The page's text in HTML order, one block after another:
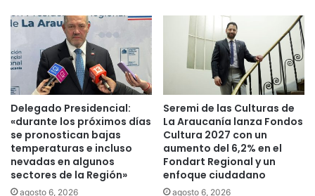
m
p
r
t
a
g
o
n
i
s
Delegado Presidencial:
«durante los próximos días
se pronostican bajas
temperaturas e incluso
nevadas en algunos
sectores de la Región»
agosto 6, 2026
Seremi de las Culturas de
La Araucanía lanza Fondos
Cultura 2027 con un
aumento del 6,2% en el
Fondart Regional y un
enfoque ciudadano
agosto 6, 2026